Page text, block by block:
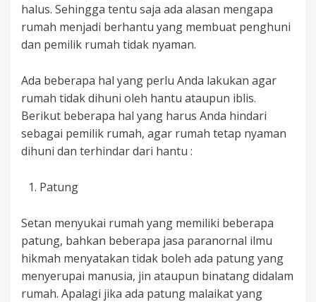
halus. Sehingga tentu saja ada alasan mengapa
rumah menjadi berhantu yang membuat penghuni
dan pemilik rumah tidak nyaman.
Ada beberapa hal yang perlu Anda lakukan agar
rumah tidak dihuni oleh hantu ataupun iblis.
Berikut beberapa hal yang harus Anda hindari
sebagai pemilik rumah, agar rumah tetap nyaman
dihuni dan terhindar dari hantu :
Patung
Setan menyukai rumah yang memiliki beberapa
patung, bahkan beberapa jasa paranornal ilmu
hikmah menyatakan tidak boleh ada patung yang
menyerupai manusia, jin ataupun binatang didalam
rumah. Apalagi jika ada patung malaikat yang